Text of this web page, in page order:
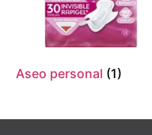
Aseo personal (1)